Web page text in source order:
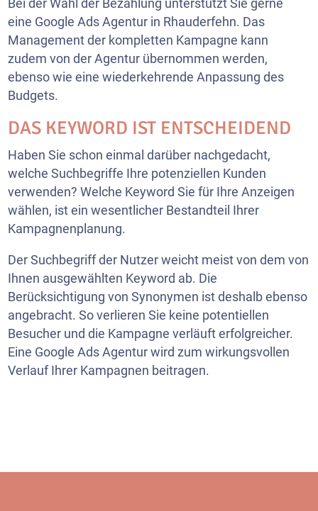
Bei der Wahl der Bezahlung unterstützt Sie gerne
eine Google Ads Agentur in Rhauderfehn. Das
Management der kompletten Kampagne kann
zudem von der Agentur übernommen werden,
ebenso wie eine wiederkehrende Anpassung des
Budgets.
DAS KEYWORD IST ENTSCHEIDEND
Haben Sie schon einmal darüber nachgedacht,
welche Suchbegriffe Ihre potenziellen Kunden
verwenden? Welche Keyword Sie für Ihre Anzeigen
wählen, ist ein wesentlicher Bestandteil Ihrer
Kampagnenplanung.
Der Suchbegriff der Nutzer weicht meist von dem von
Ihnen ausgewählten Keyword ab. Die
Berücksichtigung von Synonymen ist deshalb ebenso
angebracht. So verlieren Sie keine potentiellen
Besucher und die Kampagne verläuft erfolgreicher.
Eine Google Ads Agentur wird zum wirkungsvollen
Verlauf Ihrer Kampagnen beitragen.